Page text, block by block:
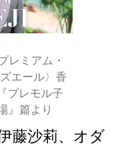
レミアム・
エール〉香
プレモル子
』篇より
藤沙莉、オダ